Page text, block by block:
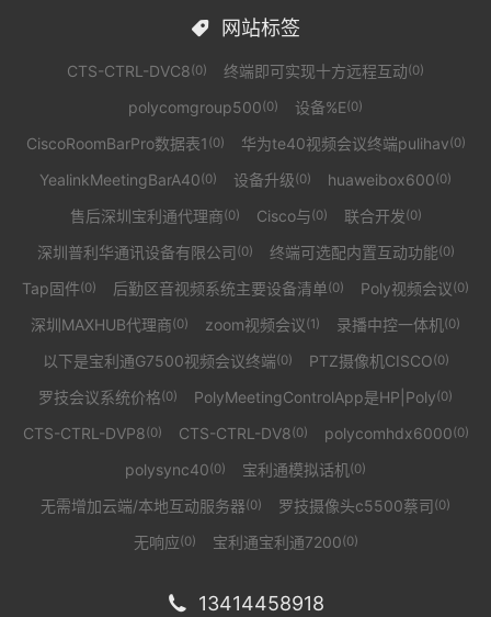
 网站标签
CTS-CTRL-DVC8(0) 终端即可实现十方远程互动(0)
polycomgroup500(0) 设备%E(0)
CiscoRoomBarPro数据表1 (0) 华为te40视频会议终端pulihav(0)
YealinkMeetingBarA40(0) 设备升级(0) huaweibox600(0)
售后深圳宝利通代理商(0) Cisco与(0) 联合开发(0)
深圳普利华通讯设备有限公司(0) 终端可选配内置互动功能(0)
Tap固件(0) 后勤区音视频系统主要设备清单(0) Poly视频会议(0)
深圳MAXHUB代理商(0) zoom视频会议(1) 录播中控一体机(0)
以下是宝利通G7500视频会议终端(0) PTZ摄像机CISCO(0)
罗技会议系统价格(0) PolyMeetingControlApp是HP|Poly(0)
CTS-CTRL-DVP8(0) CTS-CTRL-DV8(0) polycomhdx6000(0)
polysync40(0) 宝利通模拟话机(0)
无需增加云端/本地互动服务器(0) 罗技摄像头c5500蔡司(0)
无响应(0) 宝利通宝利通7200(0)
 13414458918